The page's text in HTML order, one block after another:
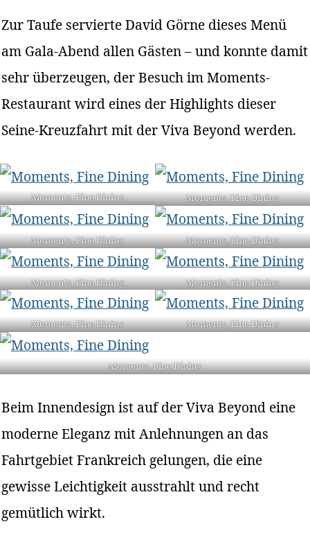
Zur Taufe servierte David Görne dieses Menü
am Gala-Abend allen Gästen – und konnte damit
sehr überzeugen, der Besuch im Moments-
Restaurant wird eines der Highlights dieser
Seine-Kreuzfahrt mit der Viva Beyond werden.
Moments, Fine Dining Moments, Fine Dining
Moments, Fine Dining Moments, Fine Dining
Moments, Fine Dining Moments, Fine Dining
Moments, Fine Dining Moments, Fine Dining
Moments, Fine Dining
Beim Innendesign ist auf der Viva Beyond eine
moderne Eleganz mit Anlehnungen an das
Fahrtgebiet Frankreich gelungen, die eine
gewisse Leichtigkeit ausstrahlt und recht
gemütlich wirkt.